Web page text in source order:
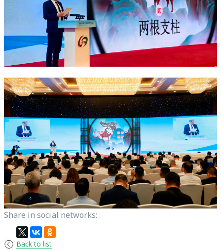
Share in social networks:
Back to list